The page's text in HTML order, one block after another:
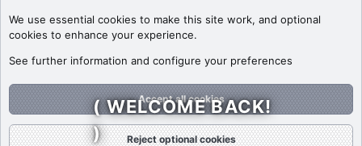
We use essential cookies to make this site work, and optional
cookies to enhance your experience.
See further information and configure your preferences
Accept all cookies
Reject optional cookies
( WELCOME BACK!
)